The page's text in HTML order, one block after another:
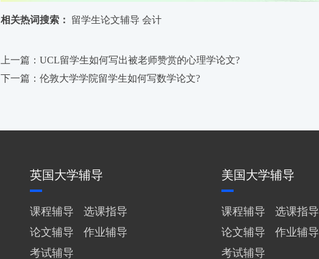
相关热词搜索： 留学生论文辅导 会计
上一篇：UCL留学生如何写出被老师赞赏的心理学论文?
下一篇：伦敦大学学院留学生如何写数学论文?
英国大学辅导
课程辅导
选课指导
论文辅导
作业辅导
考试辅导
美国大学辅导
课程辅导
选课指导
论文辅导
作业辅导
考试辅导